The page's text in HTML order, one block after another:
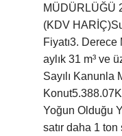
MÜDÜRLÜĞÜ
(KDV
Fiyatı3. Derece
aylık 31 m³ ve
Sayılı Kanunla
Yoğun Olduğu
satır daha 1